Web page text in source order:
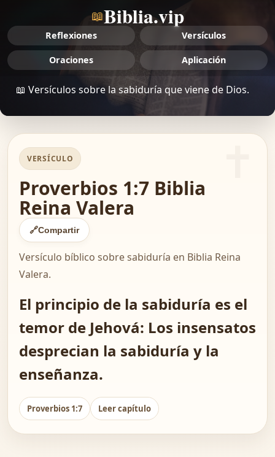
📖Biblia.vip
Reflexiones Versículos
Oraciones Aplicación
📖 Versículos sobre la sabiduría que viene de Dios.
VERSÍCULO
Proverbios 1:7 Biblia
Reina Valera
🔗Compartir
Versículo bíblico sobre sabiduría en Biblia Reina
Valera.
El principio de la sabiduría es el
temor de Jehová: Los insensatos
desprecian la sabiduría y la
enseñanza.
Proverbios 1:7 Leer capítulo